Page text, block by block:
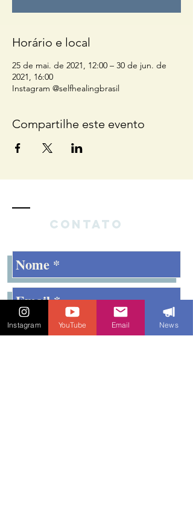
Horário e local
25 de mai. de 2021, 12:00 – 30 de jun. de
2021, 16:00
Instagram @selfhealingbrasil
Compartilhe este evento
Contato
Instagram YouTube Email News